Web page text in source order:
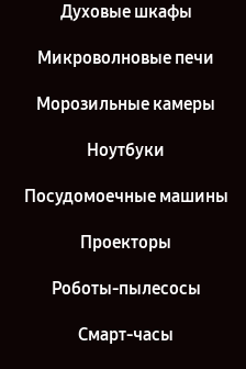
Духовые шкафы
Микроволновые печи
Морозильные камеры
Ноутбуки
Посудомоечные машины
Проекторы
Роботы-пылесосы
Смарт-часы